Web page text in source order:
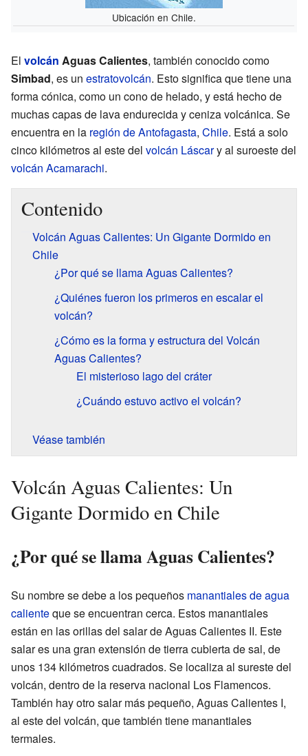
Ubicación en Chile.
El volcán Aguas Calientes, también conocido como
Simbad, es un estratovolcán. Esto significa que tiene una
forma cónica, como un cono de helado, y está hecho de
muchas capas de lava endurecida y ceniza volcánica. Se
encuentra en la región de Antofagasta, Chile. Está a solo
cinco kilómetros al este del volcán Láscary al suroeste del
volcán Acamarachi.
Contenido
Volcán Aguas Calientes: Un Gigante Dormido en
Chile
¿Por qué se llama Aguas Calientes?
¿Quiénes fueron los primeros en escalar el
volcán?
¿Cómo es la forma y estructura del Volcán
Aguas Calientes?
El misterioso lago del cráter
¿Cuándo estuvo activo el volcán?
Véase también
Volcán Aguas Calientes: Un
Gigante Dormido en Chile
¿Por qué se llama Aguas Calientes?
Su nombre se debe a los pequeños manantiales de agua
calienteque se encuentran cerca. Estos manantiales
están en las orillas del salar de Aguas Calientes II. Este
salar es una gran extensión de tierra cubierta de sal, de
unos 134 kilómetros cuadrados. Se localiza al sureste del
volcán, dentro de la reserva nacional Los Flamencos.
También hay otro salar más pequeño, Aguas Calientes I,
al este del volcán, que también tiene manantiales
termales.